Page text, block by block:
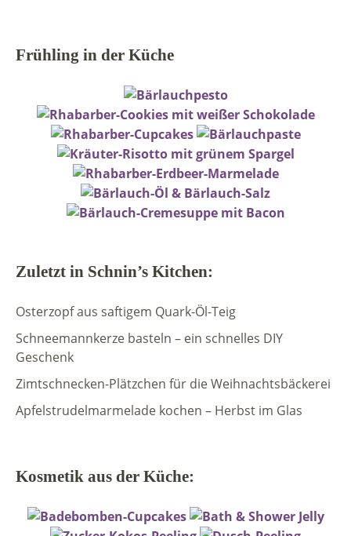
Frühling in der Küche
Zuletzt in Schnin’s Kitchen:
Osterzopf aus saftigem Quark-Öl-Teig
Schneemannkerze basteln – ein schnelles DIY
Geschenk
Zimtschnecken-Plätzchen für die Weihnachtsbäckerei
Apfelstrudelmarmelade kochen – Herbst im Glas
Kosmetik aus der Küche: